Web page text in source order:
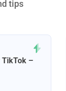
tips
TikTok –